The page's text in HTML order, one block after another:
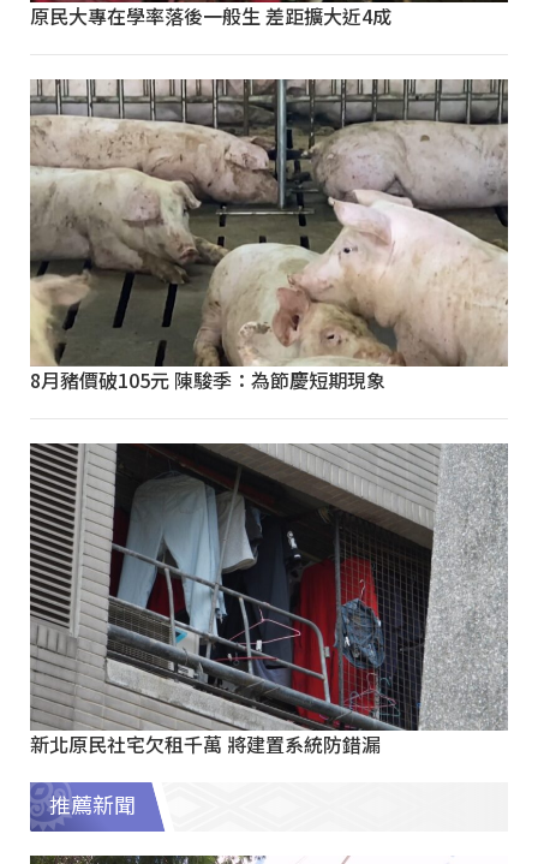
原民大專在學率落後一般生 差距擴大近4成
8月豬價破105元 陳駿季：為節慶短期現象
新北原民社宅欠租千萬 將建置系統防錯漏
推薦新聞